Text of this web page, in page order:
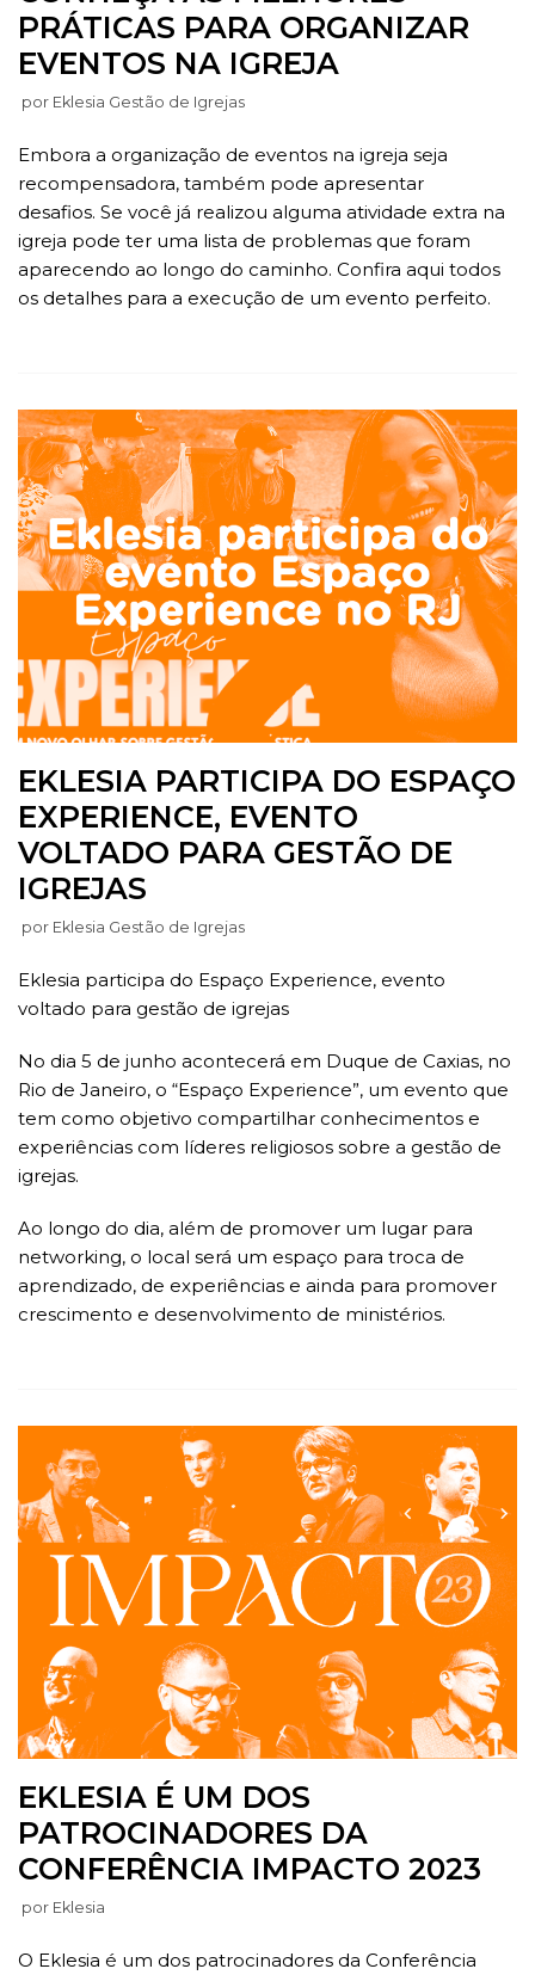
PRÁTICAS PARA ORGANIZAR
EVENTOS NA IGREJA
por Eklesia Gestão de Igrejas
Embora a organização de eventos na igreja seja
recompensadora, também pode apresentar
desafios. Se você já realizou alguma atividade extra na
igreja pode ter uma lista de problemas que foram
aparecendo ao longo do caminho. Confira aqui todos
os detalhes para a execução de um evento perfeito.
EKLESIA PARTICIPA DO ESPAÇO
EXPERIENCE, EVENTO
VOLTADO PARA GESTÃO DE
IGREJAS
por Eklesia Gestão de Igrejas
Eklesia participa do Espaço Experience, evento
voltado para gestão de igrejas
No dia 5 de junho acontecerá em Duque de Caxias, no
Rio de Janeiro, o “Espaço Experience”, um evento que
tem como objetivo compartilhar conhecimentos e
experiências com líderes religiosos sobre a gestão de
igrejas.
Ao longo do dia, além de promover um lugar para
networking, o local será um espaço para troca de
aprendizado, de experiências e ainda para promover
crescimento e desenvolvimento de ministérios.
EKLESIA É UM DOS
PATROCINADORES DA
CONFERÊNCIA IMPACTO 2023
por Eklesia
O Eklesia é um dos patrocinadores da Conferência